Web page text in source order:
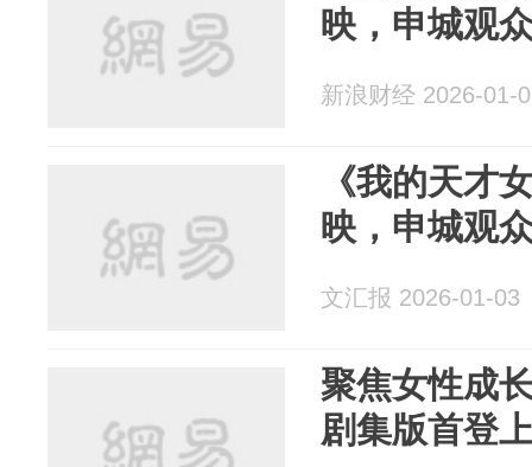
映，申城观
新浪财经 2026-01-
《我的天才
映，申城观
文汇报 2026-01-03
聚焦女性成
剧集版首登